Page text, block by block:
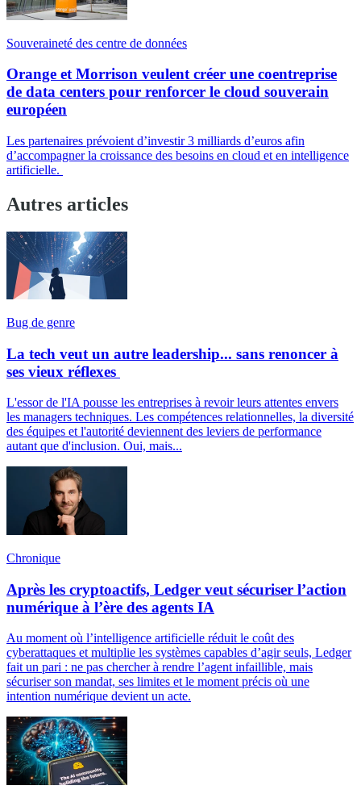
Souveraineté des centre de données
Orange et Morrison veulent créer une coentreprise
de data centers pour renforcer le cloud souverain
européen
Les partenaires prévoient d’investir 3 milliards d’euros afin
d’accompagner la croissance des besoins en cloud et en intelligence
artificielle.
Autres articles
Bug de genre
La tech veut un autre leadership... sans renoncer à
ses vieux réflexes
L'essor de l'IA pousse les entreprises à revoir leurs attentes envers
les managers techniques. Les compétences relationnelles, la diversité
des équipes et l'autorité deviennent des leviers de performance
autant que d'inclusion. Oui, mais...
Chronique
Après les cryptoactifs, Ledger veut sécuriser l’action
numérique à l’ère des agents IA
Au moment où l’intelligence artificielle réduit le coût des
cyberattaques et multiplie les systèmes capables d’agir seuls, Ledger
fait un pari : ne pas chercher à rendre l’agent infaillible, mais
sécuriser son mandat, ses limites et le moment précis où une
intention numérique devient un acte.